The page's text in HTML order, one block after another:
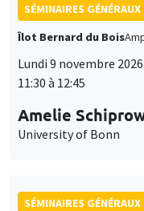
SÉMINAIRES GÉNÉRAUX
Îlot Bernard du Bois
Lundi 9 novembre 2026
11:30 à 12:45
Amelie
University of Bonn
SÉMINAIRES GÉNÉRAUX